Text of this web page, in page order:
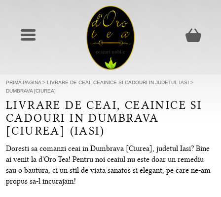
PRIMA PAGINA > LIVRARE DE CEAI, CEAINICE SI CADOURI IN JUDETUL IASI >
DUMBRAVA [CIUREA]
LIVRARE DE CEAI, CEAINICE SI
CADOURI IN DUMBRAVA
[CIUREA] (IASI)
Doresti sa comanzi ceai in Dumbrava [Ciurea], judetul Iasi? Bine
ai venit la d'Oro Tea! Pentru noi ceaiul nu este doar un remediu
sau o bautura, ci un stil de viata sanatos si elegant, pe care ne-am
propus sa-l incurajam!